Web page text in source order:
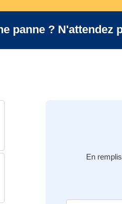
panne ? N'attendez
En